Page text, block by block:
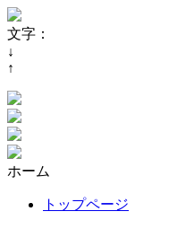
文字：
↓
↑
ホーム
トップページ